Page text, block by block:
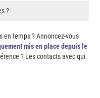
?
en temps ? Annoncez-vous
mis en place depuis le
? Les contacts avec qui